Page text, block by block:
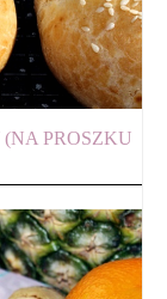
PROSZKU